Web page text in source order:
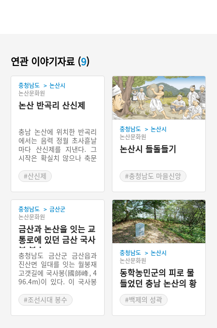
연관 이야기자료 (9)
충청남도 > 논산시
논산문화원
논산 반곡리 산신제
충남 논산에 위치한 반곡리
에서는 음력 정월 초사흗날
마다 산신제를 지낸다. 그
시작은 확실치 않으나 축문
측된다. 마을제사에서 섬기
는 신은 마을 뒤쪽에 있는
국사봉의 산신이다. 산신제
는 마을 대동계가 주관한다.
제의 준비는 제관과 심부름
꾼 선출, 싸리나무 준비, 금
줄치기, 우물 청소, 황토제
단 조성, 싸리나무 홰 엮기,
제물과 제기 준비의 순서로
이루어진다. 산신제는 싸리
나무 홰에 불을 붙이면서 본
격적으로 시작하며 횃불이
잘 탈수록 액운이 없을 것이
라 여긴다. 산신제를 통해
마을의 평안과 풍년을 기원
한다.
#산신제
충청남도 > 논산시
논산문화원
논산시 들돌들기
#충청남도 마을신앙
#충청남도 관혼상제
충청남도 > 금산군
논산문화원
금산과 논산을 잇는 교
통로에 있던 금산 국사
봉 봉수
충청남도 금산군 금산읍과
진산면 일대를 잇는 월봉재
고갯길에 국사봉(國師峰, 4
96.4m)이 있다. 이 국사봉
시는 국사당이 있어 하늘에
제사를 올리기도 했다. 바로
그 꼭대기에 봉수를 올리는
#조선시대 봉수
충청남도 > 논산시
논산문화원
동학농민군의 피로 물
들었던 충남 논산의 황
화산성
#백제의 성곽